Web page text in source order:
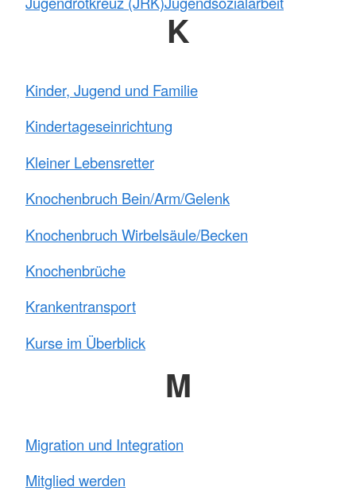
K
Kinder, Jugend und Familie
Kindertageseinrichtung
Kleiner Lebensretter
Knochenbruch Bein/Arm/Gelenk
Knochenbruch Wirbelsäule/Becken
Knochenbrüche
Krankentransport
Kurse im Überblick
M
Migration und Integration
Mitglied werden